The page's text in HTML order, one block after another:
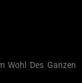
Wohl Des Ganzen